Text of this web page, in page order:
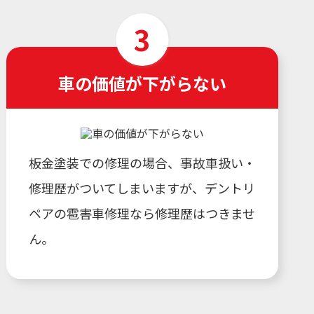
車の価値が下がらない
板金塗装での修理の場合、事故車扱い・
修理歴がついてしまいますが、デントリ
ペアの雹害車修理なら修理歴はつきませ
ん。